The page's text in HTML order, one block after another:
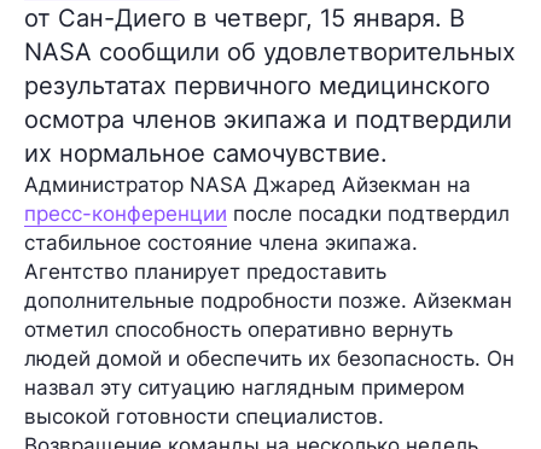
от Сан-Диего в четверг, 15 января. В
NASA сообщили об удовлетворительных
результатах первичного медицинского
осмотра членов экипажа и подтвердили
их нормальное самочувствие.
Администратор NASA Джаред Айзекман на
пресс-конференции после посадки подтвердил
стабильное состояние члена экипажа.
Агентство планирует предоставить
дополнительные подробности позже. Айзекман
отметил способность оперативно вернуть
людей домой и обеспечить их безопасность. Он
назвал эту ситуацию наглядным примером
высокой готовности специалистов.